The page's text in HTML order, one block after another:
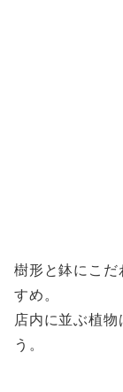
樹形と鉢にこだ
すめ。
店内に並ぶ植
う。